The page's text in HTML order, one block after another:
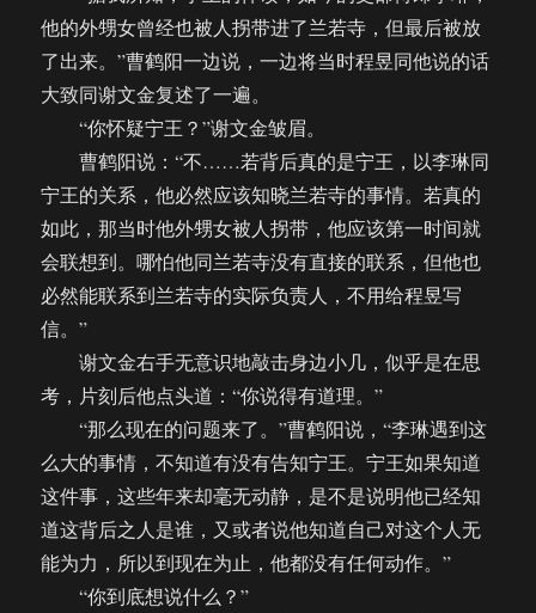
他的外甥女曾经也被人拐带进了兰若寺，但最后被放
了出来。”曹鹤阳一边说，一边将当时程昱同他说的话
大致同谢文金复述了一遍。
“你怀疑宁王？”谢文金皱眉。
曹鹤阳说：“不……若背后真的是宁王，以李琳同
宁王的关系，他必然应该知晓兰若寺的事情。若真的
如此，那当时他外甥女被人拐带，他应该第一时间就
会联想到。哪怕他同兰若寺没有直接的联系，但他也
必然能联系到兰若寺的实际负责人，不用给程昱写
信。”
谢文金右手无意识地敲击身边小几，似乎是在思
考，片刻后他点头道：“你说得有道理。”
“那么现在的问题来了。”曹鹤阳说，“李琳遇到这
么大的事情，不知道有没有告知宁王。宁王如果知道
这件事，这些年来却毫无动静，是不是说明他已经知
道这背后之人是谁，又或者说他知道自己对这个人无
能为力，所以到现在为止，他都没有任何动作。”
“你到底想说什么？”